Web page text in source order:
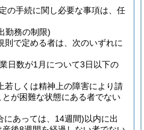
の手続に関し必要な事項は、任
勤務の制限)
則で定める者は、次のいずれに
日数が1月について3日以下の
若しくは精神上の障害により請
が困難な状態にある者でない
にあっては、14週間)以内に出